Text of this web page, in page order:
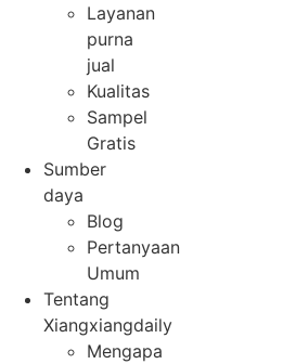
Layanan
purna
jual
Kualitas
Sampel
Gratis
Sumber
daya
Blog
Pertanyaan
Umum
Tentang
Xiangxiangdaily
Mengapa